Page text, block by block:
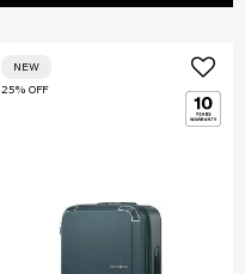
25% OFF
NEW